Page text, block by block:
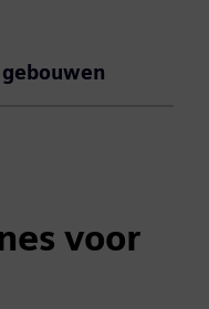
voor